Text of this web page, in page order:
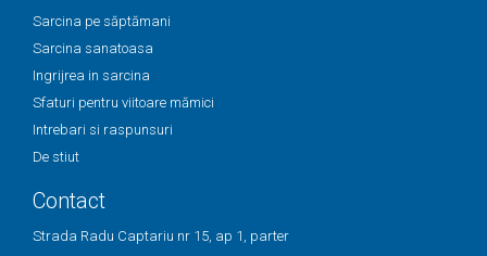
Sarcina pe săptămani
Sarcina sanatoasa
Ingrijrea in sarcina
Sfaturi pentru viitoare mămici
Intrebari si raspunsuri
De stiut
Contact
Strada Radu Captariu nr 15, ap 1, parter